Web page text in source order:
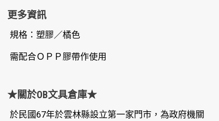
更多資訊
規格：塑膠／橘色
需配合ＯＰＰ膠帶作使用
★關於OB文具倉庫★
於民國67年於雲林縣設立第一家門市，為政府機關